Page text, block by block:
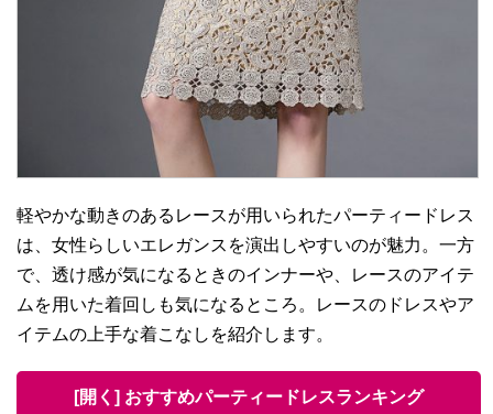
軽やかな動きのあるレースが用いられたパーティードレス
は、女性らしいエレガンスを演出しやすいのが魅力。一方
で、透け感が気になるときのインナーや、レースのアイテ
ムを用いた着回しも気になるところ。レースのドレスやア
イテムの上手な着こなしを紹介します。
[開く] おすすめパーティードレスランキング